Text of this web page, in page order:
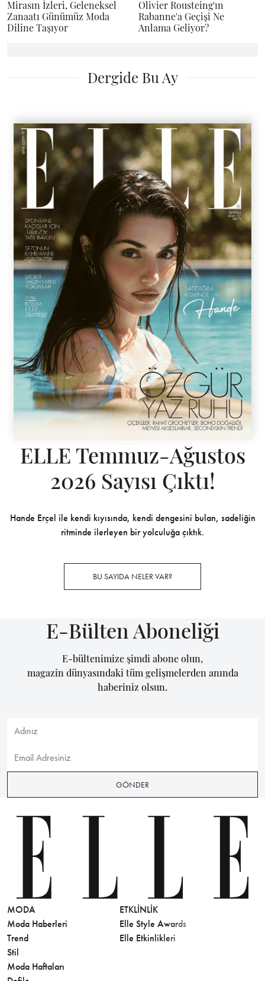
Mirasın İzleri, Geleneksel
Zanaatı Günümüz Moda
Diline Taşıyor
Olivier Rousteing'ın
Rabanne'a Geçişi Ne
Anlama Geliyor?
Dergide Bu Ay
ELLE Temmuz-Ağustos
2026 Sayısı Çıktı!
Hande Erçel ile kendi kıyısında, kendi dengesini bulan, sadeliğin
ritminde ilerleyen bir yolculuğa çıktık.
BU SAYIDA NELER VAR?
E-Bülten Aboneliği
E-bültenimize şimdi abone olun,
magazin dünyasındaki tüm gelişmelerden anında
haberiniz olsun.
GÖNDER
MODA
Moda Haberleri
Trend
Stil
Moda Haftaları
ETKLINLIK
Elle Style Awards
Elle Etkinlikleri